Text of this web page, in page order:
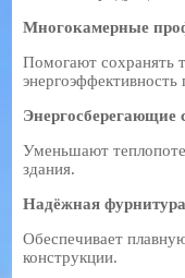
Многокамерные
Помогают сохранять
Энергосберегающие
Уменьшают
здания.
Надёжная фурнитура
Обеспечивает
конструкции.